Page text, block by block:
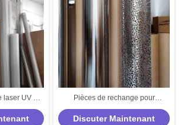
laser UV de
plat
Pièces de rechange pour
machines textiles, écrans rotatifs
d'impression, gabarits pour tapis,
Discuter Maintenant